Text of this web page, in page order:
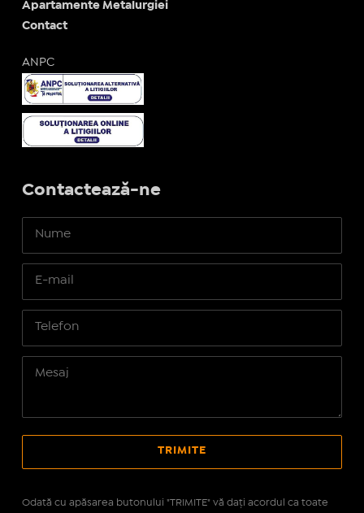
Apartamente Metalurgiei
Contact
ANPC
Contactează-ne
Odată cu apăsarea butonului "TRIMITE" vă daţi acordul ca toate